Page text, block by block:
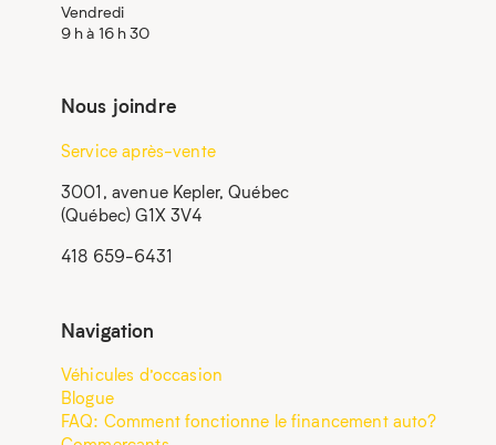
Vendredi
9 h à 16 h 30
Nous joindre
Service après-vente
3001, avenue Kepler, Québec
(Québec) G1X 3V4
418 659-6431
Navigation
Véhicules d’occasion
Blogue
FAQ: Comment fonctionne le financement auto?